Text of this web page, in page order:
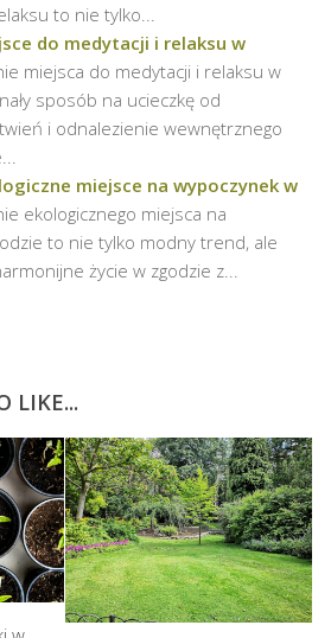
to nie tylko...
do medytacji i relaksu w
miejsca do medytacji i relaksu w
sposób na ucieczkę od
i odnalezienie wewnętrznego
miejsce na wypoczynek w
ekologicznego miejsca na
to nie tylko modny trend, ale
życie w zgodzie z...
LIKE...